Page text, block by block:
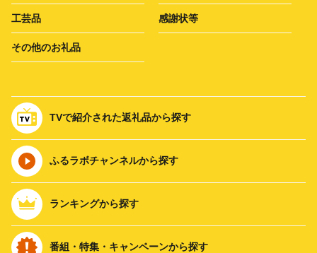
工芸品 感謝状等
その他のお礼品
TVで紹介された返礼品から探す
ふるラボチャンネルから探す
ランキングから探す
番組・特集・キャンペーンから探す